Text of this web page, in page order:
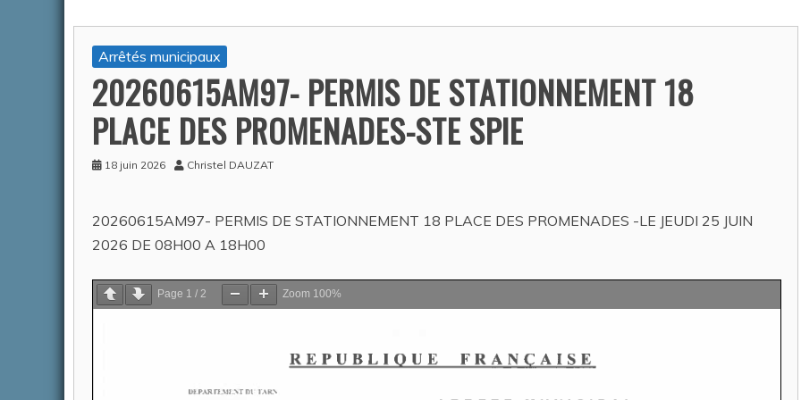
Arrêtés municipaux
20260615AM97- PERMIS DE STATIONNEMENT 18
PLACE DES PROMENADES-STE SPIE
18 juin 2026 Christel DAUZAT
20260615AM97- PERMIS DE STATIONNEMENT 18 PLACE DES PROMENADES -LE JEUDI 25 JUIN
2026 DE 08H00 A 18H00
Page 1 / 2 Zoom 100%
POLICE DE CIRCULATION
Tarn Fibre-EOS telecom
CONTRE LA FAIM-
DEMARCHAGE DOURGNE